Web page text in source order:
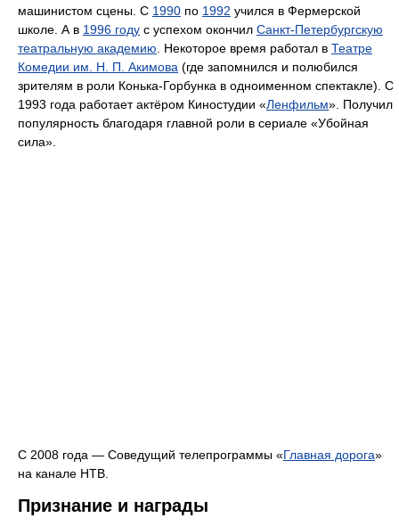
машинистом сцены. С 1990 по 1992 учился в Фермерской
школе. А в 1996 году с успехом окончил Санкт-Петербургскую
театральную академию . Некоторое время работал в Театре
Комедии им. Н. П. Акимова (где запомнился и полюбился
зрителям в роли Конька-Горбунка в одноименном спектакле). С
1993 года работает актёром Киностудии «Ленфильм». Получил
популярность благодаря главной роли в сериале «Убойная
сила».
С 2008 года — Соведущий телепрограммы «Главная дорога»
на канале НТВ.
Признание и награды